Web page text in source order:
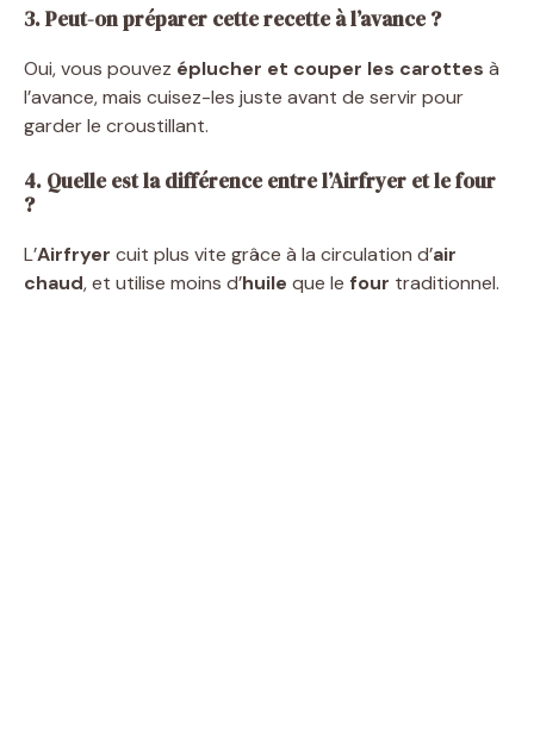
3. Peut-on préparer cette recette à l’avance ?
Oui, vous pouvez éplucher et couper les carottes à
l’avance, mais cuisez-les juste avant de servir pour
garder le croustillant.
4. Quelle est la différence entre l’Airfryer et le four
?
L’Airfryer cuit plus vite grâce à la circulation d’air
chaud, et utilise moins d’huile que le four traditionnel.